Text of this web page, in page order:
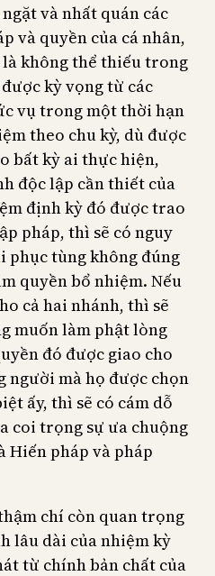
và nhất quán các
và quyền của cá nhân,
không thể thiếu trong
kỳ vọng từ các
vụ trong một thời hạn
theo chu kỳ, dù được
bất kỳ ai thực hiện,
độc lập cần thiết của
định kỳ đó được trao
pháp, thì sẽ có nguy
phục tùng không đúng
quyền bổ nhiệm. Nếu
cả hai nhánh, thì sẽ
muốn làm phật lòng
đó được giao cho
người mà họ được chọn
ấy, thì sẽ có cám dỗ
coi trọng sự ưa chuộng
Hiến pháp và pháp
chí còn quan trọng
lâu dài của nhiệm kỳ
từ chính bản chất của